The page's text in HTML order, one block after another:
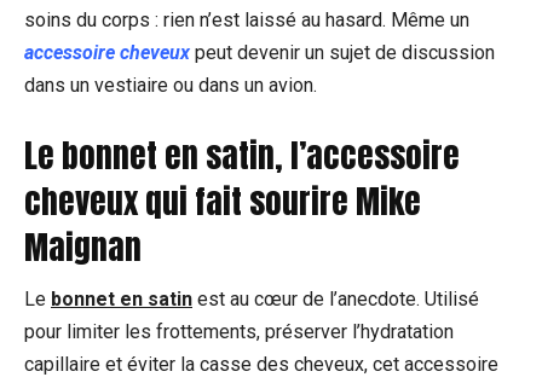
soins du corps : rien n’est laissé au hasard. Même un
accessoire cheveux peut devenir un sujet de discussion
dans un vestiaire ou dans un avion.
Le bonnet en satin, l’accessoire
cheveux qui fait sourire Mike
Maignan
Le bonnet en satin est au cœur de l’anecdote. Utilisé
pour limiter les frottements, préserver l’hydratation
capillaire et éviter la casse des cheveux, cet accessoire